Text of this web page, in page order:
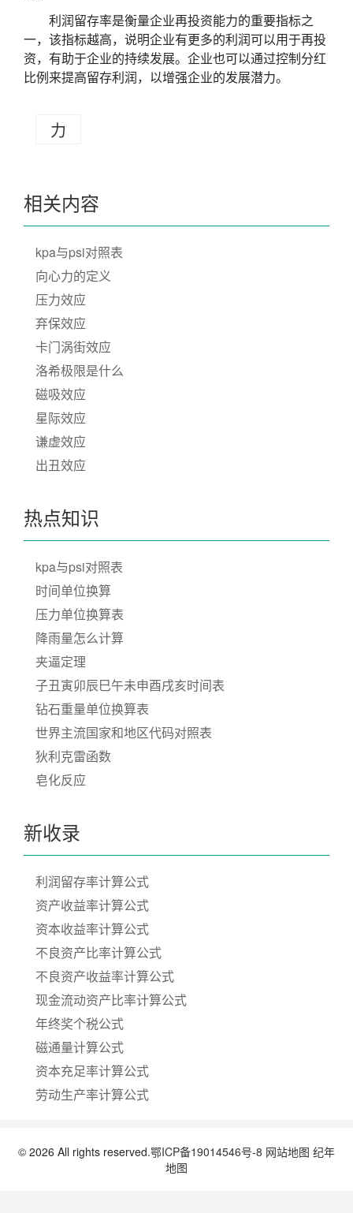
利润留存率是衡量企业再投资能力的重要指标之
一，该指标越高，说明企业有更多的利润可以用于再投
资，有助于企业的持续发展。企业也可以通过控制分红
比例来提高留存利润，以增强企业的发展潜力。
力
相关内容
kpa与psi对照表
向心力的定义
压力效应
弃保效应
卡门涡街效应
洛希极限是什么
磁吸效应
星际效应
谦虚效应
出丑效应
热点知识
kpa与psi对照表
时间单位换算
压力单位换算表
降雨量怎么计算
夹逼定理
子丑寅卯辰巳午未申酉戌亥时间表
钻石重量单位换算表
世界主流国家和地区代码对照表
狄利克雷函数
皂化反应
新收录
利润留存率计算公式
资产收益率计算公式
资本收益率计算公式
不良资产比率计算公式
不良资产收益率计算公式
现金流动资产比率计算公式
年终奖个税公式
磁通量计算公式
资本充足率计算公式
劳动生产率计算公式
© 2026 All rights reserved.鄂ICP备19014546号-8 网站地图 纪年
地图